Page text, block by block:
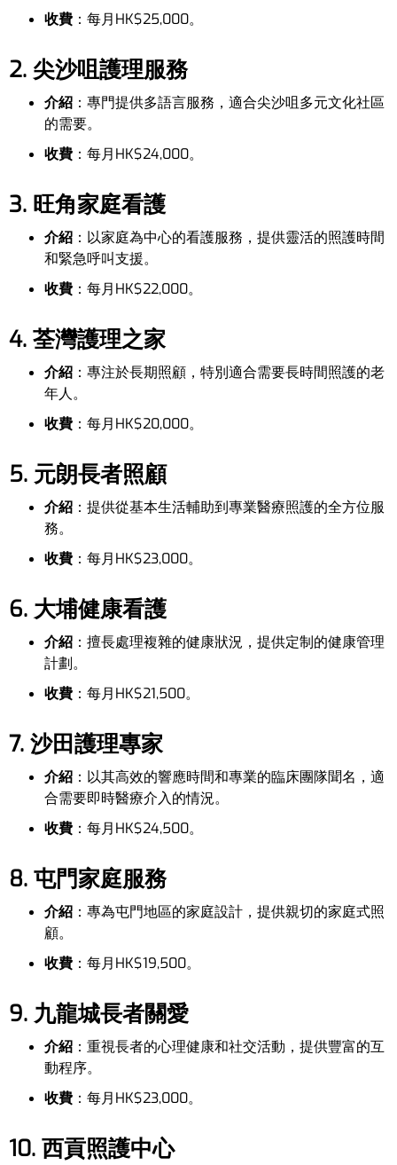
收費 ：每月HK$25,000。
2. 尖沙咀護理服務
介紹 ：專門提供多語言服務，適合尖沙咀多元文化社區
的需要。
收費 ：每月HK$24,000。
3. 旺角家庭看護
介紹 ：以家庭為中心的看護服務，提供靈活的照護時間
和緊急呼叫支援。
收費 ：每月HK$22,000。
4. 荃灣護理之家
介紹 ：專注於長期照顧，特別適合需要長時間照護的老
年人。
收費 ：每月HK$20,000。
5. 元朗長者照顧
介紹 ：提供從基本生活輔助到專業醫療照護的全方位服
務。
收費 ：每月HK$23,000。
6. 大埔健康看護
介紹 ：擅長處理複雜的健康狀況，提供定制的健康管理
計劃。
收費 ：每月HK$21,500。
7. 沙田護理專家
介紹 ：以其高效的響應時間和專業的臨床團隊聞名，適
合需要即時醫療介入的情況。
收費 ：每月HK$24,500。
8. 屯門家庭服務
介紹 ：專為屯門地區的家庭設計，提供親切的家庭式照
顧。
收費 ：每月HK$19,500。
9. 九龍城長者關愛
介紹 ：重視長者的心理健康和社交活動，提供豐富的互
動程序。
收費 ：每月HK$23,000。
10. 西貢照護中心